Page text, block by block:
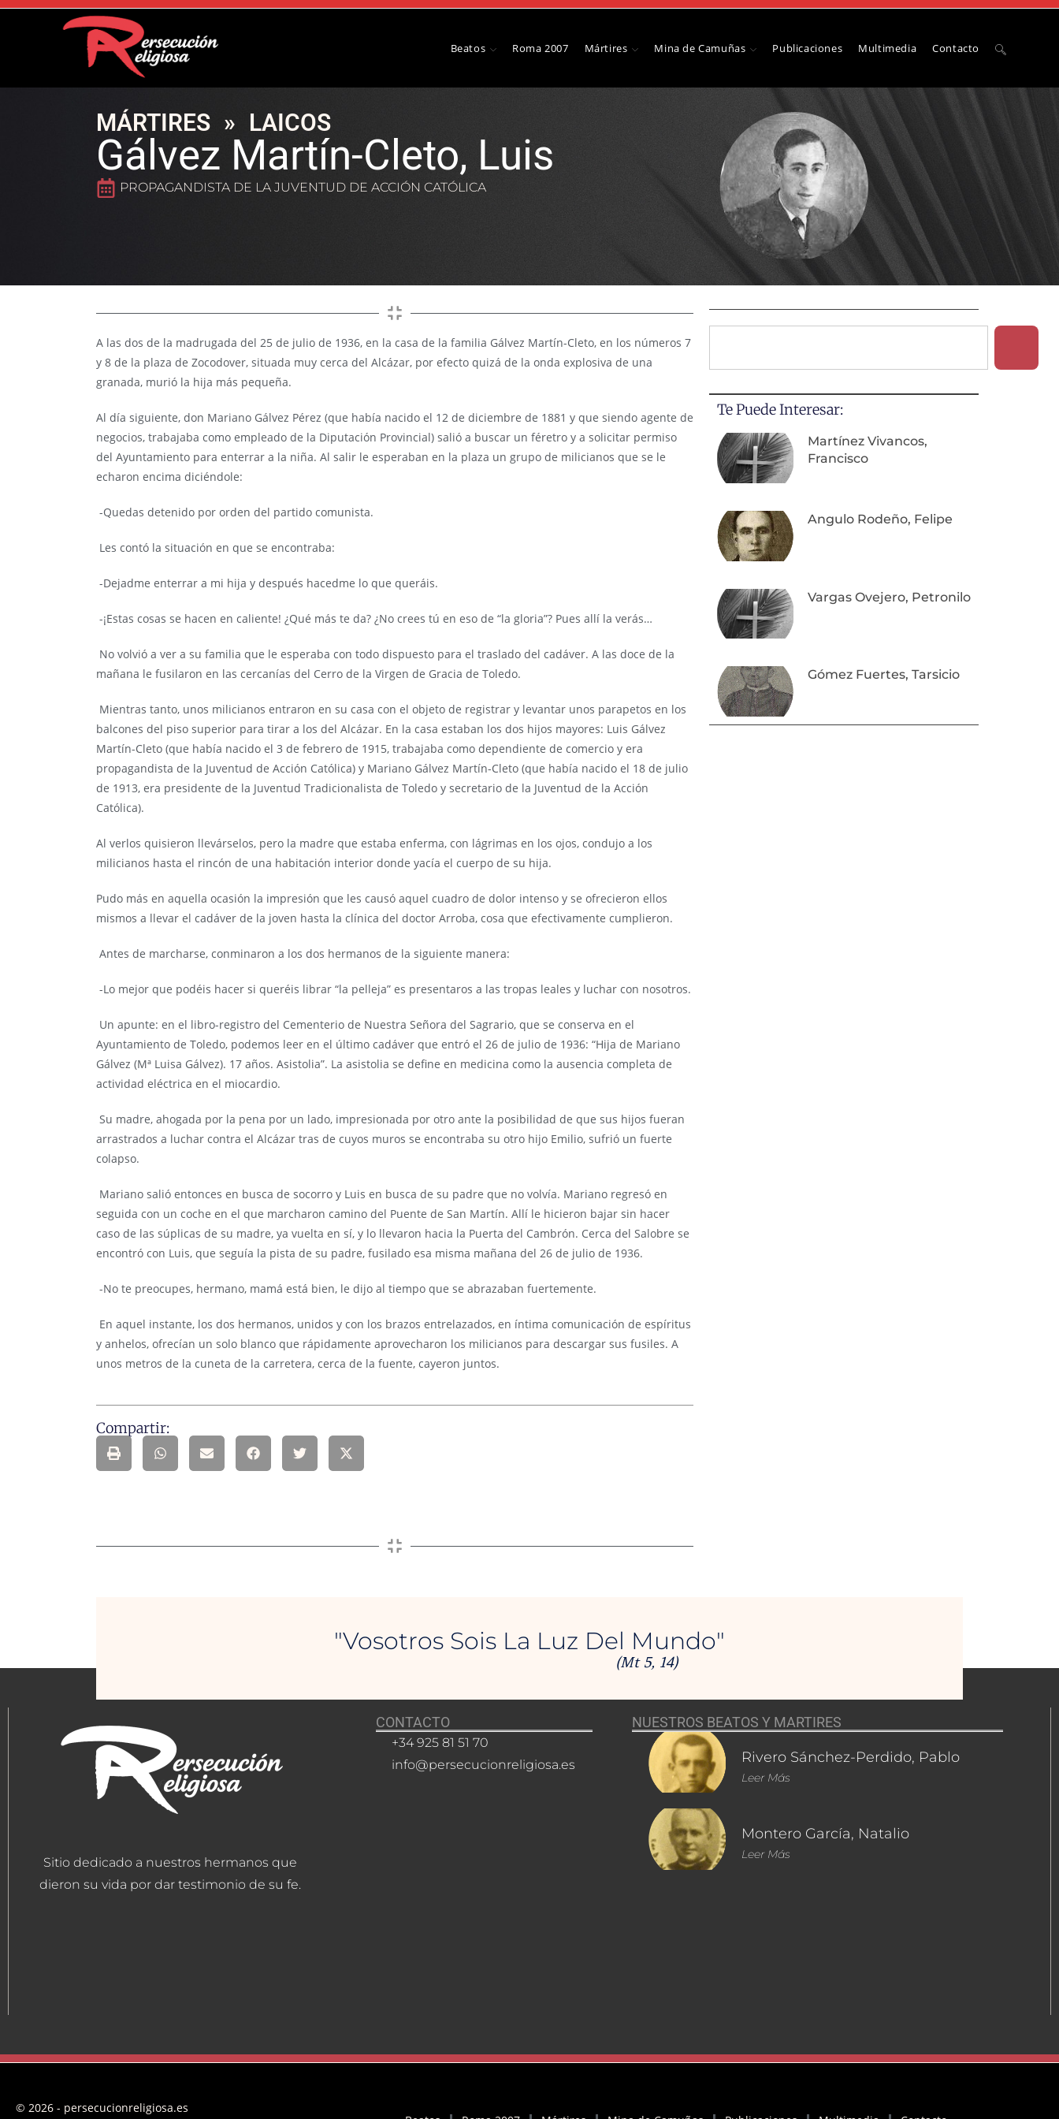
Beatos Roma 2007 Mártires Mina de Camuñas Publicaciones Multimedia Contacto
MÁRTIRES » LAICOS
Gálvez Martín-Cleto, Luis
PROPAGANDISTA DE LA JUVENTUD DE ACCIÓN CATÓLICA
A las dos de la madrugada del 25 de julio de 1936, en la casa de la familia Gálvez Martín-Cleto, en los números 7
y 8 de la plaza de Zocodover, situada muy cerca del Alcázar, por efecto quizá de la onda explosiva de una
granada, murió la hija más pequeña.
Al día siguiente, don Mariano Gálvez Pérez (que había nacido el 12 de diciembre de 1881 y que siendo agente de
negocios, trabajaba como empleado de la Diputación Provincial) salió a buscar un féretro y a solicitar permiso
del Ayuntamiento para enterrar a la niña. Al salir le esperaban en la plaza un grupo de milicianos que se le
echaron encima diciéndole:
-Quedas detenido por orden del partido comunista.
Les contó la situación en que se encontraba:
-Dejadme enterrar a mi hija y después hacedme lo que queráis.
-¡Estas cosas se hacen en caliente! ¿Qué más te da? ¿No crees tú en eso de “la gloria”? Pues allí la verás…
No volvió a ver a su familia que le esperaba con todo dispuesto para el traslado del cadáver. A las doce de la
mañana le fusilaron en las cercanías del Cerro de la Virgen de Gracia de Toledo.
Mientras tanto, unos milicianos entraron en su casa con el objeto de registrar y levantar unos parapetos en los
balcones del piso superior para tirar a los del Alcázar. En la casa estaban los dos hijos mayores: Luis Gálvez
Martín-Cleto (que había nacido el 3 de febrero de 1915, trabajaba como dependiente de comercio y era
propagandista de la Juventud de Acción Católica) y Mariano Gálvez Martín-Cleto (que había nacido el 18 de julio
de 1913, era presidente de la Juventud Tradicionalista de Toledo y secretario de la Juventud de la Acción
Católica).
Al verlos quisieron llevárselos, pero la madre que estaba enferma, con lágrimas en los ojos, condujo a los
milicianos hasta el rincón de una habitación interior donde yacía el cuerpo de su hija.
Pudo más en aquella ocasión la impresión que les causó aquel cuadro de dolor intenso y se ofrecieron ellos
mismos a llevar el cadáver de la joven hasta la clínica del doctor Arroba, cosa que efectivamente cumplieron.
Antes de marcharse, conminaron a los dos hermanos de la siguiente manera:
-Lo mejor que podéis hacer si queréis librar “la pelleja” es presentaros a las tropas leales y luchar con nosotros.
Un apunte: en el libro-registro del Cementerio de Nuestra Señora del Sagrario, que se conserva en el
Ayuntamiento de Toledo, podemos leer en el último cadáver que entró el 26 de julio de 1936: “Hija de Mariano
Gálvez (Mª Luisa Gálvez). 17 años. Asistolia”. La asistolia se define en medicina como la ausencia completa de
actividad eléctrica en el miocardio.
Su madre, ahogada por la pena por un lado, impresionada por otro ante la posibilidad de que sus hijos fueran
arrastrados a luchar contra el Alcázar tras de cuyos muros se encontraba su otro hijo Emilio, sufrió un fuerte
colapso.
Mariano salió entonces en busca de socorro y Luis en busca de su padre que no volvía. Mariano regresó en
seguida con un coche en el que marcharon camino del Puente de San Martín. Allí le hicieron bajar sin hacer
caso de las súplicas de su madre, ya vuelta en sí, y lo llevaron hacia la Puerta del Cambrón. Cerca del Salobre se
encontró con Luis, que seguía la pista de su padre, fusilado esa misma mañana del 26 de julio de 1936.
-No te preocupes, hermano, mamá está bien, le dijo al tiempo que se abrazaban fuertemente.
En aquel instante, los dos hermanos, unidos y con los brazos entrelazados, en íntima comunicación de espíritus
y anhelos, ofrecían un solo blanco que rápidamente aprovecharon los milicianos para descargar sus fusiles. A
unos metros de la cuneta de la carretera, cerca de la fuente, cayeron juntos.
Compartir:
Te Puede Interesar:
Martínez Vivancos,
Francisco
Angulo Rodeño, Felipe
Vargas Ovejero, Petronilo
Gómez Fuertes, Tarsicio
"Vosotros Sois La Luz Del Mundo"
(Mt 5, 14)
Sitio dedicado a nuestros hermanos que
dieron su vida por dar testimonio de su fe.
CONTACTO
+34 925 81 51 70
info@persecucionreligiosa.es
NUESTROS BEATOS Y MARTIRES
Rivero Sánchez-Perdido, Pablo
Leer Más
Montero García, Natalio
Leer Más
© 2026 - persecucionreligiosa.es